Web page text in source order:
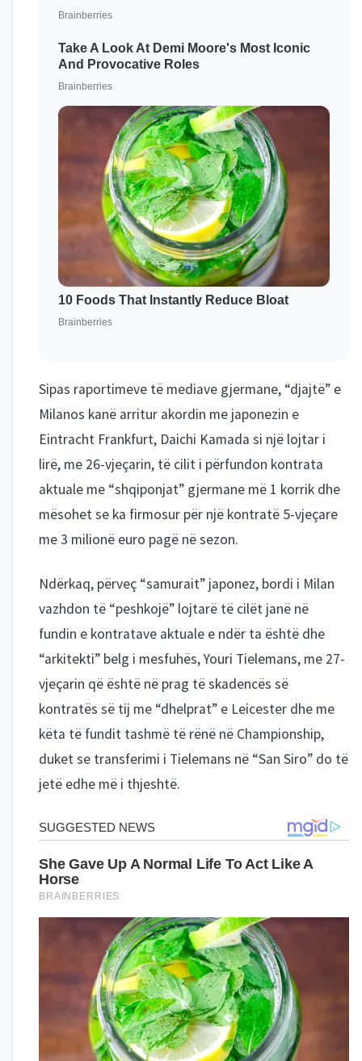
Sipas raportimeve të mediave gjermane, “djajtë” e
Milanos kanë arritur akordin me japonezin e
Eintracht Frankfurt, Daichi Kamada si një lojtar i
lirë, me 26-vjeçarin, të cilit i përfundon kontrata
aktuale me “shqiponjat” gjermane më 1 korrik dhe
mësohet se ka firmosur për një kontratë 5-vjeçare
me 3 milionë euro pagë në sezon.
Ndërkaq, përveç “samurait” japonez, bordi i Milan
vazhdon të “peshkojë” lojtarë të cilët janë në
fundin e kontratave aktuale e ndër ta është dhe
“arkitekti” belg i mesfuhës, Youri Tielemans, me 27-
vjeçarin që është në prag të skadencës së
kontratës së tij me “dhelprat” e Leicester dhe me
këta të fundit tashmë të rënë në Championship,
duket se transferimi i Tielemans në “San Siro” do të
jetë edhe më i thjeshtë.